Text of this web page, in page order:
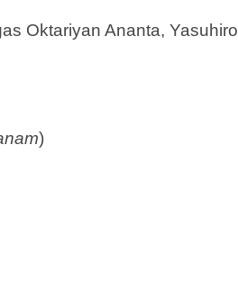
Oktariyan Ananta, Yasuhiro
)